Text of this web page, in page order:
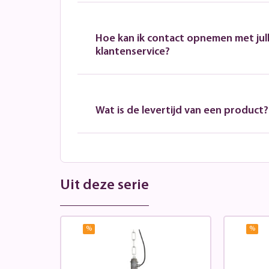
Hoe kan ik contact opnemen met
klantenservice?
Wat is de levertijd van een product?
Uit deze serie
% %